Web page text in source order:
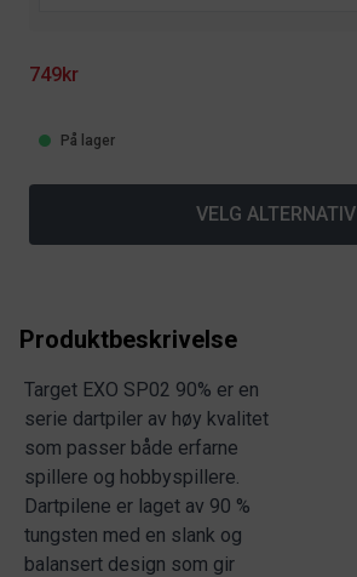
749kr
På lager
VELG ALTERNATIV
Produktbeskrivelse
Target EXO SP02 90% er en
serie dartpiler av høy kvalitet
som passer både erfarne
spillere og hobbyspillere.
Dartpilene er laget av 90 %
tungsten med en slank og
balansert design som gir